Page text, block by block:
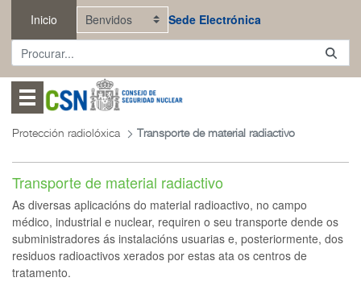
Saltar ao contido principal
Inicio Sede Electrónica
Abrir menú
Protección radiolóxica Transporte de material radiactivo
Transporte de material radiactivo
As diversas aplicacións do material radioactivo, no campo
médico, industrial e nuclear, requiren o seu transporte dende os
subministradores ás instalacións usuarias e, posteriormente, dos
residuos radioactivos xerados por estas ata os centros de
tratamento.